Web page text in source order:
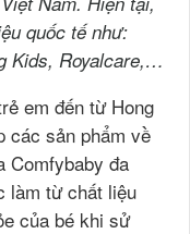
quốc tế như:
Kids, Royalcare,…
em đến từ Hong
các sản phẩm về
Comfybaby đa
làm từ chất liệu
của bé khi sử